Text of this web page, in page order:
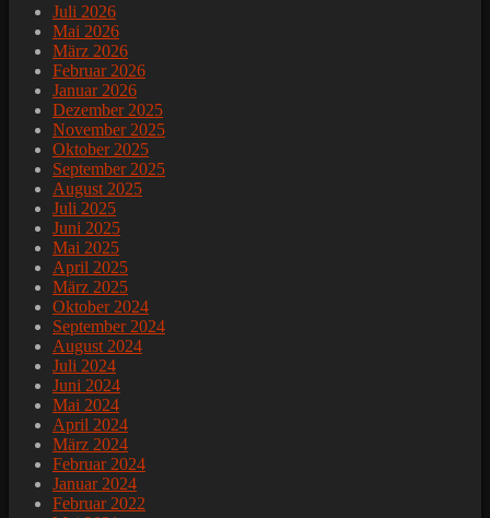
Juli 2026
Mai 2026
März 2026
Februar 2026
Januar 2026
Dezember 2025
November 2025
Oktober 2025
September 2025
August 2025
Juli 2025
Juni 2025
Mai 2025
April 2025
März 2025
Oktober 2024
September 2024
August 2024
Juli 2024
Juni 2024
Mai 2024
April 2024
März 2024
Februar 2024
Januar 2024
Februar 2022